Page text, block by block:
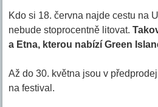
Kdo si 18. června najde cestu na
nebude stoprocentně litovat.
a Etna, kterou nabízí Green
Až do 30. května jsou v
na festival.